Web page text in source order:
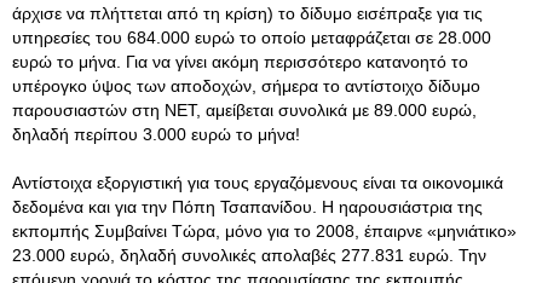
άρχισε να πλήττεται από τη κρίση) το δίδυμο εισέπραξε για τις
υπηρεσίες του 684.000 ευρώ το οποίο μεταφράζεται σε 28.000
ευρώ το μήνα . Για να γίνει ακόμη περισσότερο κατανοητό το
υπέρογκο ύψος των αποδοχών, σήμερα το αντίστοιχο δίδυμο
παρουσιαστών στη NET, αμείβεται συνολικά με 89.000 ευρώ,
δηλαδή περίπου 3.000 ευρώ το μήνα!
Αντίστοιχα εξοργιστική για τους εργαζόμενους είναι τα οικονομικά
δεδομένα και για την Πόπη Τσαπανίδου. Η ηαρουσιάστρια της
εκπομπής Συμβαίνει Τώρα, μόνο για το 2008, έπαιρνε «μηνιάτικο»
23.000 ευρώ, δηλαδή συνολικές απολαβές 277.831 ευρώ. Την